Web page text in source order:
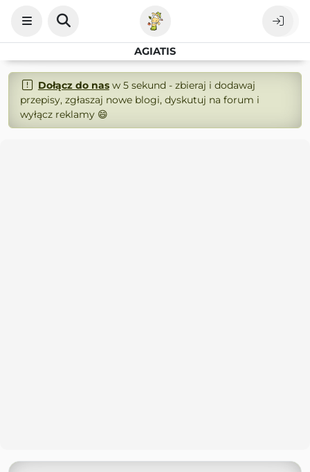
AGIATIS
Dołącz do nasw 5 sekund - zbieraj i dodawaj
przepisy, zgłaszaj nowe blogi, dyskutuj na forum i
wyłącz reklamy 😄